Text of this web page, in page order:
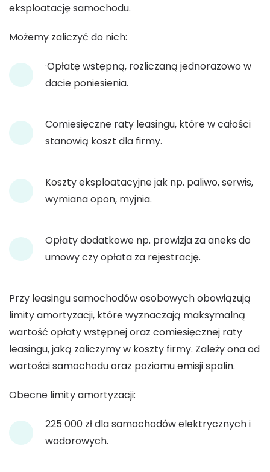
eksploatację samochodu.
Możemy zaliczyć do nich:
·Opłatę wstępną, rozliczaną jednorazowo w
dacie poniesienia.
Comiesięczne raty leasingu, które w całości
stanowią koszt dla firmy.
Koszty eksploatacyjne jak np. paliwo, serwis,
wymiana opon, myjnia.
Opłaty dodatkowe np. prowizja za aneks do
umowy czy opłata za rejestrację.
Przy leasingu samochodów osobowych obowiązują
limity amortyzacji, które wyznaczają maksymalną
wartość opłaty wstępnej oraz comiesięcznej raty
leasingu, jaką zaliczymy w koszty firmy. Zależy ona od
wartości samochodu oraz poziomu emisji spalin.
Obecne limity amortyzacji:
225 000 zł dla samochodów elektrycznych i
wodorowych.